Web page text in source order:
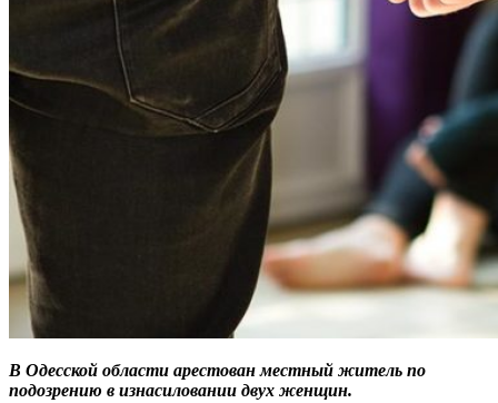
В Одесской области арестован местный житель по
подозрению в изнасиловании двух женщин.